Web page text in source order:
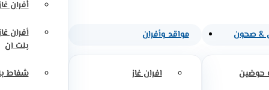
& صحون
حوضين
مواقد وأفران
افران غاز
أفران
أفران
بلت ان
شفاط